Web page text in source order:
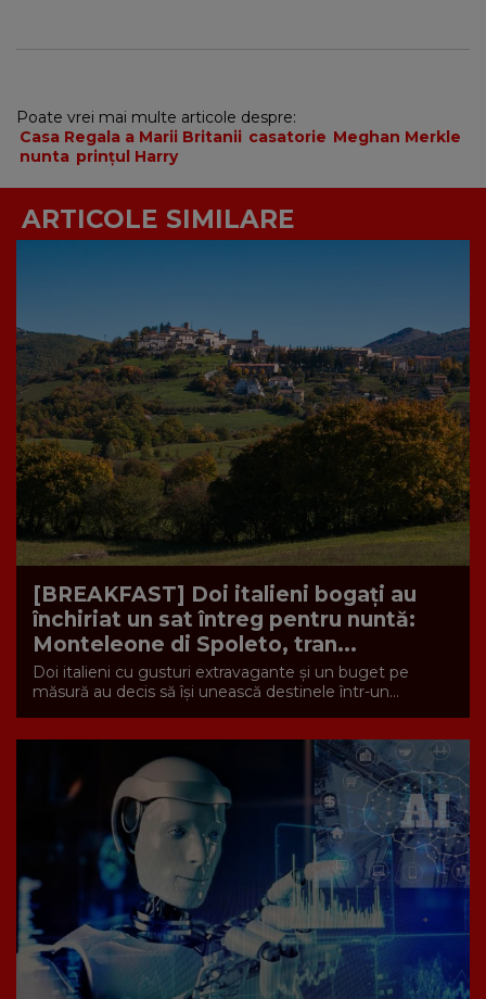
Poate vrei mai multe articole despre:
Casa Regala a Marii Britanii casatorie Meghan Merkle
nunta prințul Harry
ARTICOLE SIMILARE
[BREAKFAST] Doi italieni bogați au
închiriat un sat întreg pentru nuntă:
Monteleone di Spoleto, tran...
Doi italieni cu gusturi extravagante și un buget pe
măsură au decis să își unească destinele într-un...